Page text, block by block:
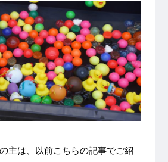
主は、以前こちらの記事でご紹